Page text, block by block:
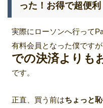
った！お得で超便利
実際にローソンへ行って
有料会員となった僕です
での決済よりも
です。
正直、買う前はちょっと